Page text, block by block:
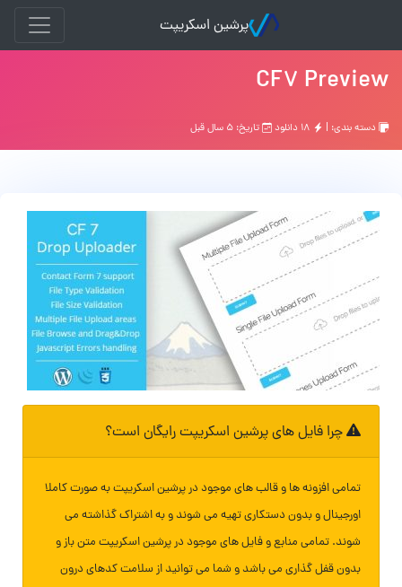
پرشین اسکریپت
CF7 Preview
دسته بندی: | تاریخ: ۵ سال قبل
چرا فایل های پرشین اسکریپت رایگان است؟
تمامی افزونه ها و قالب های موجود در پرشین اسکریپت به صورت کاملا
اورجینال و بدون دستکاری تهیه می شوند و به اشتراک گذاشته می
شوند. تمامی منابع و فایل های موجود در پرشین اسکریپت متن باز و
بدون قفل گذاری می باشد و شما می توانید از سلامت کدهای درون